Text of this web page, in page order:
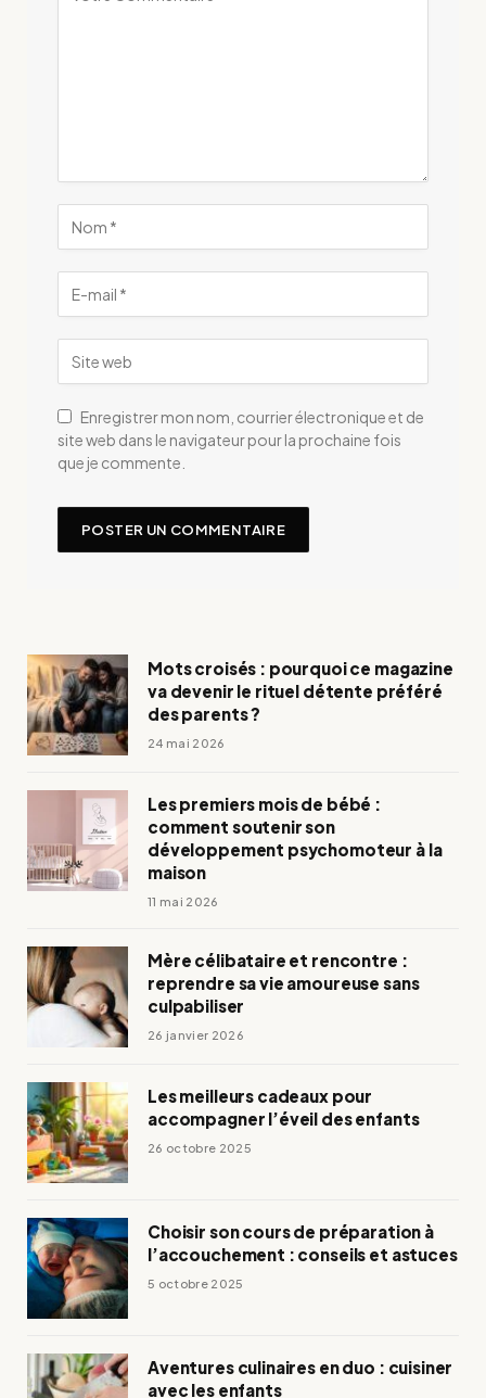
Enregistrer mon nom, courrier électronique et de
site web dans le navigateur pour la prochaine fois
que je commente.
Mots croisés : pourquoi ce magazine
va devenir le rituel détente préféré
des parents ?
24 mai 2026
Les premiers mois de bébé :
comment soutenir son
développement psychomoteur à la
maison
11 mai 2026
Mère célibataire et rencontre :
reprendre sa vie amoureuse sans
culpabiliser
26 janvier 2026
Les meilleurs cadeaux pour
accompagner l’éveil des enfants
26 octobre 2025
Choisir son cours de préparation à
l’accouchement : conseils et astuces
5 octobre 2025
Aventures culinaires en duo : cuisiner
avec les enfants